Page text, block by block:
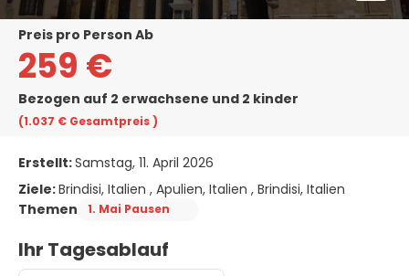
Preis pro Person Ab
259 €
Bezogen auf 2 erwachsene und 2 kinder
(1.037 € Gesamtpreis)
Erstellt:Samstag, 11. April 2026
Ziele:Brindisi, Italien , Apulien, Italien , Brindisi, Italien
Themen
1. Mai Pausen
Ihr Tagesablauf